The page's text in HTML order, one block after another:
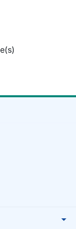
arrow_drop_down